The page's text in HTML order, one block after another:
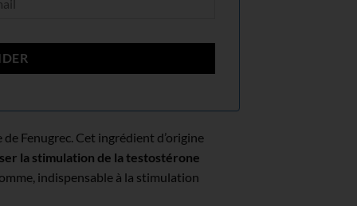
Fenugrec. Cet ingrédient d’origine
la stimulation de la testostérone
indispensable à la stimulation